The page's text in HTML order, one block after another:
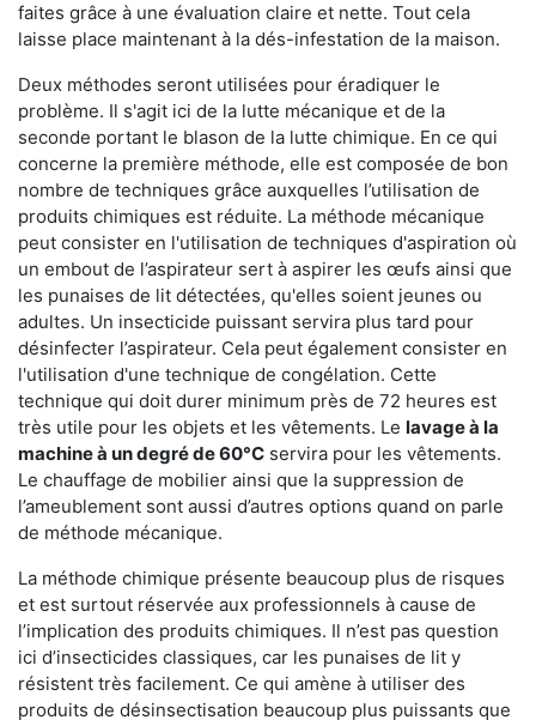
faites grâce à une évaluation claire et nette. Tout cela
laisse place maintenant à la dés-infestation de la maison.
Deux méthodes seront utilisées pour éradiquer le
problème. Il s'agit ici de la lutte mécanique et de la
seconde portant le blason de la lutte chimique. En ce qui
concerne la première méthode, elle est composée de bon
nombre de techniques grâce auxquelles l’utilisation de
produits chimiques est réduite. La méthode mécanique
peut consister en l'utilisation de techniques d'aspiration où
un embout de l’aspirateur sert à aspirer les œufs ainsi que
les punaises de lit détectées, qu'elles soient jeunes ou
adultes. Un insecticide puissant servira plus tard pour
désinfecter l’aspirateur. Cela peut également consister en
l'utilisation d'une technique de congélation. Cette
technique qui doit durer minimum près de 72 heures est
très utile pour les objets et les vêtements. Le lavage à la
machine à un degré de 60°C servira pour les vêtements.
Le chauffage de mobilier ainsi que la suppression de
l’ameublement sont aussi d’autres options quand on parle
de méthode mécanique.
La méthode chimique présente beaucoup plus de risques
et est surtout réservée aux professionnels à cause de
l’implication des produits chimiques. Il n’est pas question
ici d’insecticides classiques, car les punaises de lit y
résistent très facilement. Ce qui amène à utiliser des
produits de désinsectisation beaucoup plus puissants que